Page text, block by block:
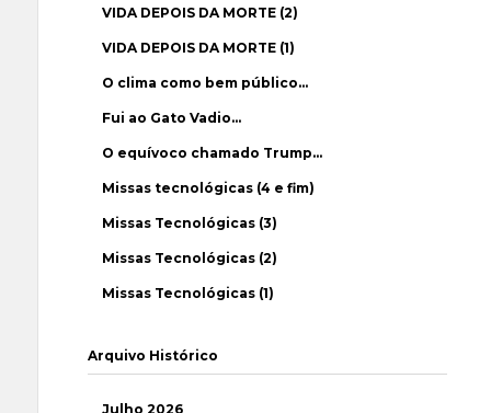
VIDA DEPOIS DA MORTE (2)
VIDA DEPOIS DA MORTE (1)
O clima como bem público…
Fui ao Gato Vadio…
O equívoco chamado Trump…
Missas tecnológicas (4 e fim)
Missas Tecnológicas (3)
Missas Tecnológicas (2)
Missas Tecnológicas (1)
Arquivo Histórico
Julho 2026